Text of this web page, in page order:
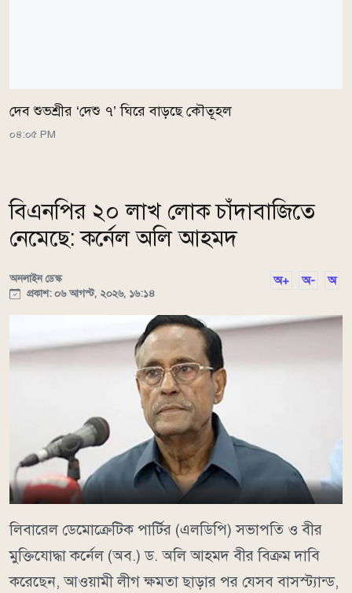
দেব শুভশ্রীর ‘দেশু ৭’ ঘিরে বাড়ছে কৌতূহল
০৪:০৫ PM
বিএনপির ২০ লাখ লোক চাঁদাবাজিতে
নেমেছে: কর্নেল অলি আহমদ
অনলাইন ডেস্ক
প্রকাশ: ০৬ আগস্ট, ২০২৬, ১৬:১৪
অ+ অ- অ
লিবারেল ডেমোক্রেটিক পার্টির (এলডিপি) সভাপতি ও বীর
মুক্তিযোদ্ধা কর্নেল (অব.) ড. অলি আহমদ বীর বিক্রম দাবি
করেছেন, আওয়ামী লীগ ক্ষমতা ছাড়ার পর যেসব বাসস্ট্যান্ড,